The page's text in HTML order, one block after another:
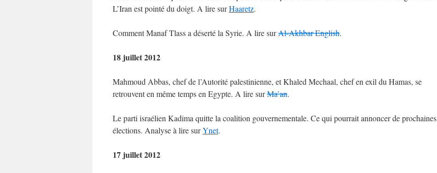
L’Iran est pointé du doigt. A lire surHaaretz.
Comment Manaf Tlass a déserté la Syrie. A lire surAl-Akhbar English.
18 juillet 2012
Mahmoud Abbas, chef de l’Autorité palestinienne, et Khaled Mechaal, chef en exil du Hamas, se
retrouvent en même temps en Egypte. A lire surMa’an.
Le parti israélien Kadima quitte la coalition gouvernementale. Ce qui pourrait annoncer de prochaines
élections. Analyse à lire surYnet.
17 juillet 2012